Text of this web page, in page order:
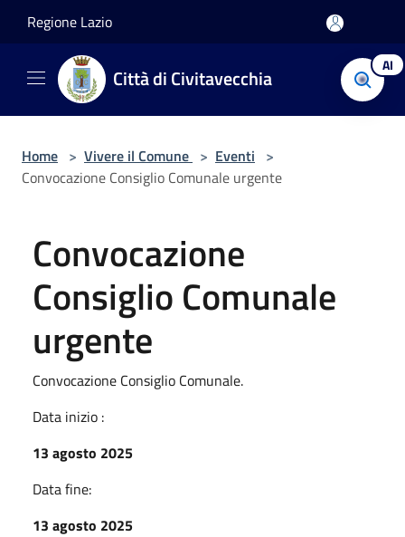
Regione Lazio
Città di Civitavecchia AI
Home > Vivere il Comune > Eventi >
Convocazione Consiglio Comunale urgente
Convocazione
Consiglio Comunale
urgente
Convocazione Consiglio Comunale.
Data inizio :
13 agosto 2025
Data fine:
13 agosto 2025